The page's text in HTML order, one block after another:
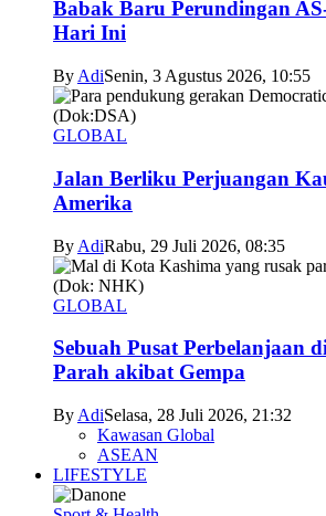
Babak Baru Perundingan
Hari Ini
By AdiSenin, 3 Agustus 2026, 10:55
GLOBAL
Jalan Berliku Perjuangan
Amerika
By AdiRabu, 29 Juli 2026, 08:35
GLOBAL
Sebuah Pusat Perbelanjaan
Parah akibat Gempa
By AdiSelasa, 28 Juli 2026, 21:32
Kawasan Global
ASEAN
LIFESTYLE